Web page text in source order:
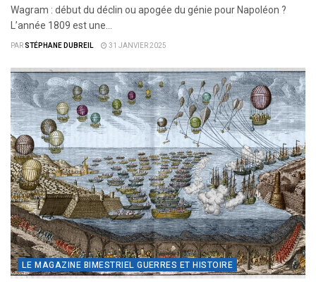
Wagram : début du déclin ou apogée du génie pour Napoléon ?
L’année 1809 est une...
PARSTÉPHANE DUBREIL 31 JANVIER 2025
LE MAGAZINE BIMESTRIEL GUERRES ET HISTOIRE